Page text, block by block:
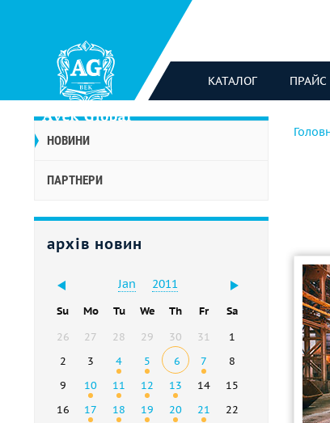
КАТАЛОГ ПРАЙС
НОВИНИ
ПАРТНЕРИ
архів новин
Jan 2011
Su Mo Tu We Th Fr
Sa
26
27 28 29 30 31
1
2
3 4 5 6 7
8
9
10 11 12 13 14
15
16
17 18 19 20 21
22